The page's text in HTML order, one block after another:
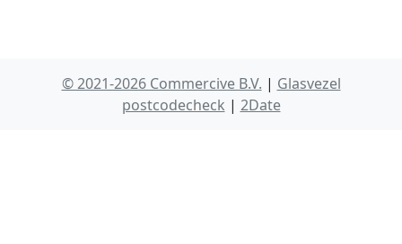
© 2021-2026 Commercive B.V. | Glasvezel
postcodecheck | 2Date